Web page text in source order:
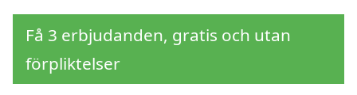
Få 3 erbjudanden, gratis och utan
förpliktelser